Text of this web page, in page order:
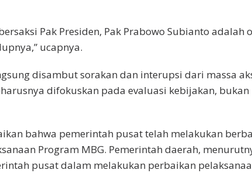
Pak Presiden, Pak Prabowo Subianto adalah
ucapnya.
disambut sorakan dan interupsi dari massa
difokuskan pada evaluasi kebijakan, bukan
bahwa pemerintah pusat telah melakukan
Program MBG. Pemerintah daerah,
pusat dalam melakukan perbaikan